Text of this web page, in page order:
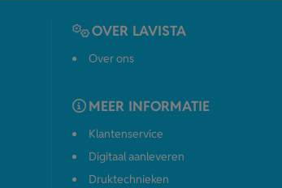
OVER LAVISTA
Over ons
MEER INFORMATIE
Klantenservice
Digitaal aanleveren
Druktechnieken